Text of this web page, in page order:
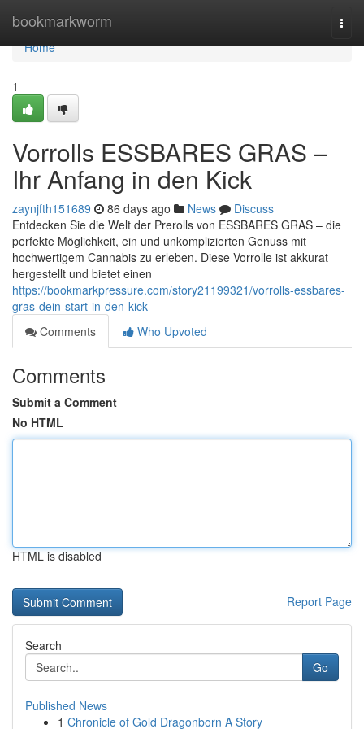
bookmarkworm
Home
Home
1
Vorrolls ESSBARES GRAS –
Ihr Anfang in den Kick
zaynjfth151689 86 days ago News
Discuss
Entdecken Sie die Welt der Prerolls von ESSBARES GRAS – die
perfekte Möglichkeit, ein und unkomplizierten Genuss mit
hochwertigem Cannabis zu erleben. Diese Vorrolle ist akkurat
hergestellt und bietet einen
https://bookmarkpressure.com/story21199321/vorrolls-essbares-
gras-dein-start-in-den-kick
Comments
Who Upvoted
Comments
Submit a Comment
No HTML
HTML is disabled
Report Page
Search
Go
Published News
1 Chronicle of Gold Dragonborn A Story